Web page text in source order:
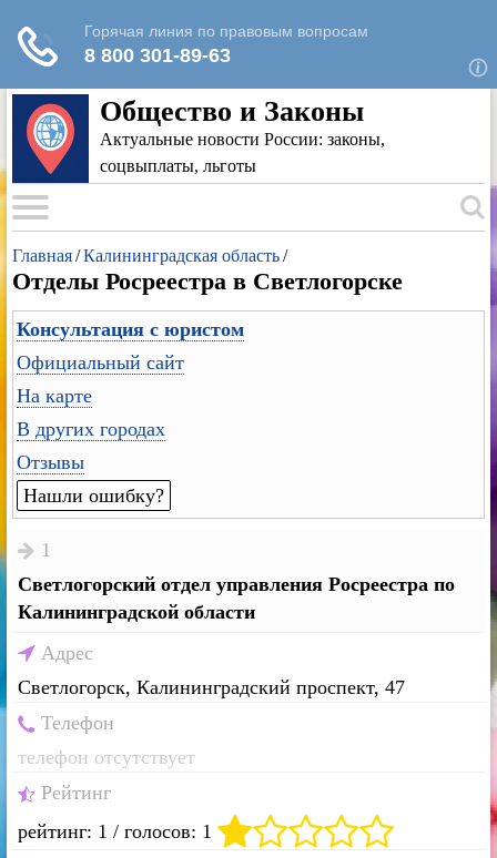
Общество и Законы
Актуальные новости России: законы,
соцвыплаты, льготы
Главная/Калининградская область/
Отделы Росреестра в Светлогорске
Консультация с юристом
Официальный сайт
На карте
В других городах
Отзывы
Нашли ошибку?
1
Светлогорский отдел управления Росреестра по
Калининградской области
Адрес
Светлогорск, Калининградский проспект, 47
Телефон
телефон отсутствует
Рейтинг
рейтинг: 1 / голосов: 1
Для любых предложений по сайту: rk-
reestr@cp9.ru